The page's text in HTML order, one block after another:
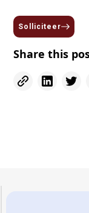
Solliciteer
Share this